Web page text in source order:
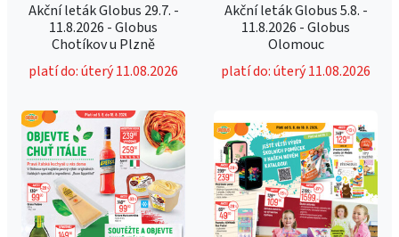
Akční leták Globus 29.7. -
11.8.2026 - Globus
Chotíkov u Plzně
platí do: úterý 11.08.2026
Akční leták Globus 5.8. -
11.8.2026 - Globus
Olomouc
platí do: úterý 11.08.2026